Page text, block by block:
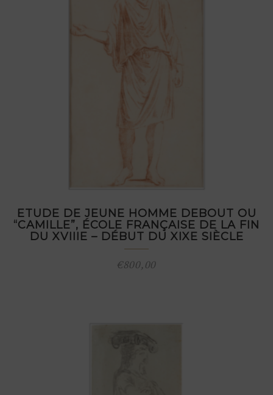
ETUDE DE JEUNE HOMME DEBOUT OU
“CAMILLE”, ÉCOLE FRANÇAISE DE LA FIN
DU XVIIIE – DÉBUT DU XIXE SIÈCLE
€800,00